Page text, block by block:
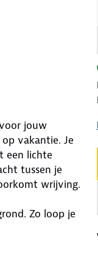
jouw
vakantie. Je
een lichte
tussen je
wrijving.
Zo loop je